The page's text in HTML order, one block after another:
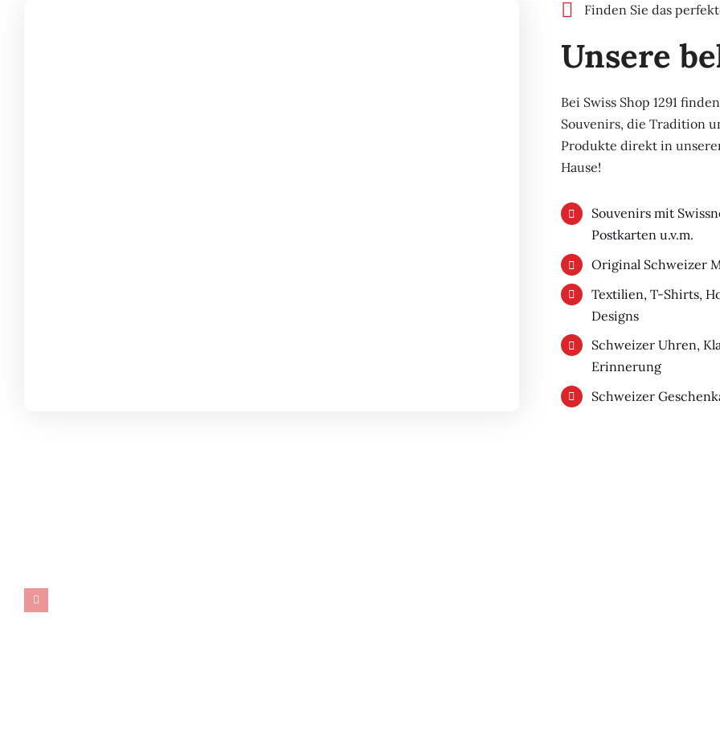
Finden Sie das
Unsere
Bei Swiss Shop 1291
Souvenirs, die Tradition
Produkte direkt in
Hause!
Souvenirs mit
Postkarten u.v.m.
Original Schweizer
Textilien, T-Shirts,
Designs
Schweizer Uhren,
Erinnerung
Schweizer